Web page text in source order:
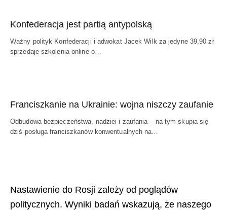
Konfederacja jest partią antypolską
Ważny polityk Konfederacji i adwokat Jacek Wilk za jedyne 39,90 zł
sprzedaje szkolenia online o…
Franciszkanie na Ukrainie: wojna niszczy zaufanie
Odbudowa bezpieczeństwa, nadziei i zaufania – na tym skupia się
dziś posługa franciszkanów konwentualnych na…
Nastawienie do Rosji zależy od poglądów
politycznych. Wyniki badań wskazują, że naszego